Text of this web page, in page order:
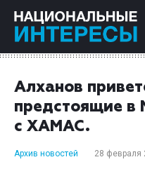
Алханов
предстоящие в
с ХАМАС.
Архив новостей 28 февраля